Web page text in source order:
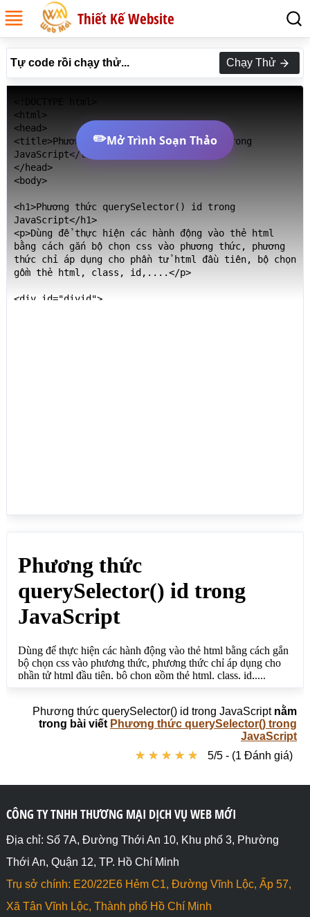
Thiết Kế Website
Tự code rồi chạy thử... Chạy Thử
<html>
<head>
<title>Phương thức querySelector() id trong
JavaScript</title>
</head>
<body>
<h1>Phương thức querySelector() id trong
JavaScript</h1>
<p>Dùng để thực hiện các hành động vào thẻ html
bằng cách gắn bộ chọn css vào phương thức, phương
thức chỉ áp dụng cho phần tử html đầu tiên, bộ chọn
gồm thẻ html, class, id,....</p>
<div id="divid">
✏️Mở Trình Soạn Thảo
Phương thức querySelector() id trong JavaScript nằm
trong bài viết Phương thức querySelector() trong
JavaScript
★ ★ ★ ★ ★
★ ★ ★ ★ ★ 5/5 - (1 Đánh giá)
CÔNG TY TNHH THƯƠNG MẠI DỊCH VỤ WEB MỚI
Địa chỉ: Số 7A, Đường Thới An 10, Khu phố 3, Phường
Thới An, Quận 12, TP. Hồ Chí Minh
Trụ sở chính: E20/22E6 Hẻm C1, Đường Vĩnh Lộc, Ấp 57,
Xã Tân Vĩnh Lộc, Thành phố Hồ Chí Minh